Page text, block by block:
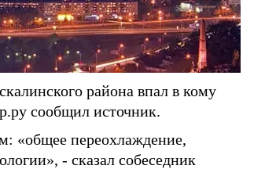
района впал в кому
сообщил источник.
«общее переохлаждение,
- сказал собеседник